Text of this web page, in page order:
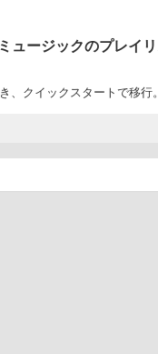
ュージックのプレイ
、クイックスタートで移行